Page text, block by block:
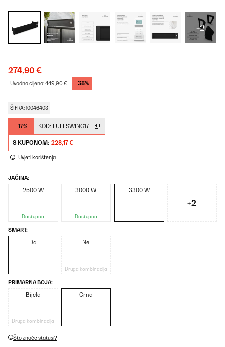
+2
274,90 €
Uvodna cijena:449,90 € -38%
ŠIFRA: 10046403
-17% KOD: FULLSWING17
S KUPONOM: 228,17 €
Uvjeti korištenja
JAČINA:
2500 W
Dostupno
3000 W
Dostupno
3300 W
+2
SMART:
Da Ne
Druga kombinacija
PRIMARNA BOJA:
Bijela
Druga kombinacija
Crna
Što znače statusi?